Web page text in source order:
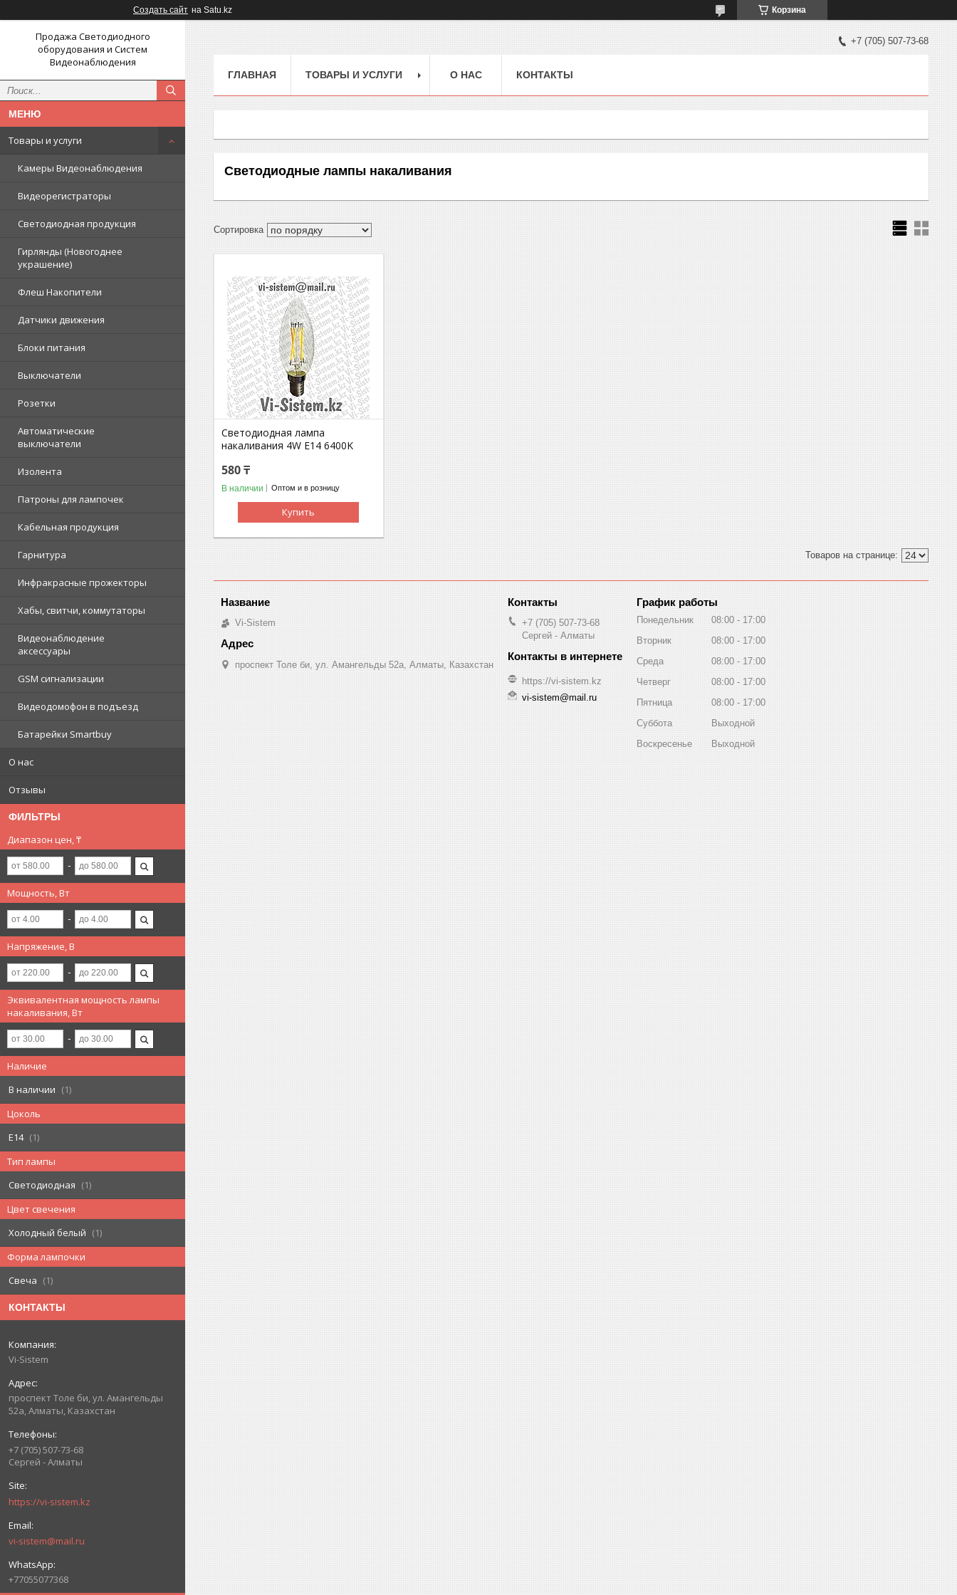
Создать сайт на Satu.kz Корзина
Продажа Светодиодного
оборудования и Систем
Видеонаблюдения
Товары и услуги
Камеры Видеонаблюдения
Видеорегистраторы
Светодиодная продукция
Гирлянды (Новогоднее
украшение)
Флеш Накопители
Датчики движения
Блоки питания
Выключатели
Розетки
Автоматические
выключатели
Изолента
Патроны для лампочек
Кабельная продукция
Гарнитура
Инфракрасные прожекторы
Хабы, свитчи, коммутаторы
Видеонаблюдение
аксессуары
GSM сигнализации
Видеодомофон в подъезд
Батарейки Smartbuy
О нас
Отзывы
ФИЛЬТРЫ
Диапазон цен, ₸
Мощность, Вт
Напряжение, В
Эквивалентная мощность лампы
накаливания, Вт
Наличие
В наличии
1
Цоколь
E14
1
Тип лампы
Светодиодная
1
Цвет свечения
Холодный белый
1
Форма лампочки
Свеча
1
КОНТАКТЫ
Vi-Sistem
проспект Толе би, ул. Амангельды
52а, Алматы, Казахстан
+7 (705) 507-73-68
Сергей - Алматы
https://vi-sistem.kz
vi-sistem@mail.ru
+77055077368
+7 (705) 507-73-68
ГЛАВНАЯ ТОВАРЫ И УСЛУГИ О НАС КОНТАКТЫ
Светодиодные лампы накаливания
Светодиодная лампа
накаливания 4W E14 6400K
580 ₸
В наличии Оптом и в розницу
Купить
Vi-Sistem
проспект Толе би, ул. Амангельды 52а, Алматы, Казахстан
+7 (705) 507-73-68
Сергей - Алматы
https://vi-sistem.kz
vi-sistem@mail.ru
График работы
Понедельник 08:00
17:00
Вторник
08:00
17:00
Среда
08:00
17:00
Четверг
08:00
17:00
Пятница
08:00
17:00
Суббота
Выходной
Воскресенье
Выходной